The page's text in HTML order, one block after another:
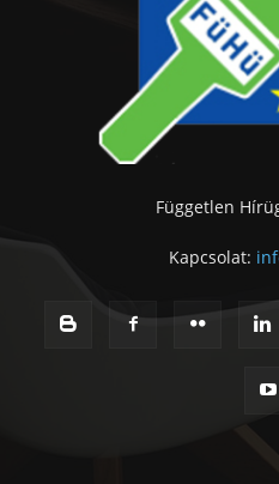
Független
Kapcsolat: